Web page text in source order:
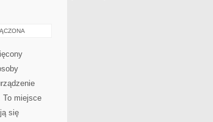
To miejsce
się